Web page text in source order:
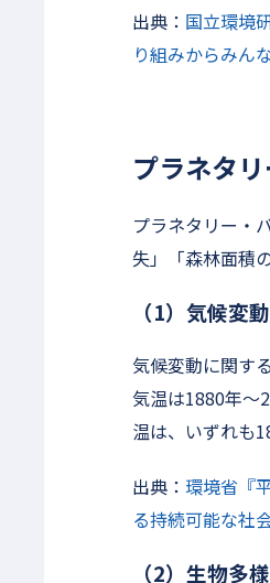
出典： 国立環境
り組みからみん
プラネタ
プラネタリー・
失」「森林面積
（1）気候変
気候変動に関す
気温は1880年〜
温は、いずれも
出典： 環境省『
る持続可能な社
（2）生物多